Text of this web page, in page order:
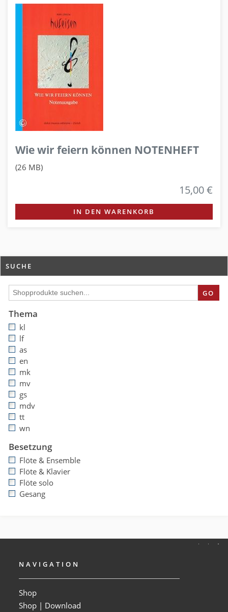
Wie wir feiern können NOTENHEFT
(26 MB)
15,00 €
IN DEN WARENKORB
SUCHE
GO
Thema
kl
lf
as
en
mk
mv
gs
mdv
tt
wn
Besetzung
Flöte & Ensemble
Flöte & Klavier
Flöte solo
Gesang
NAVIGATION
Shop
Shop | Download